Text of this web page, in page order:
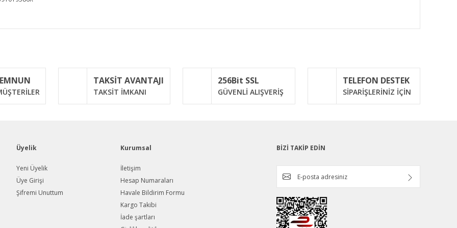
Yorum Yaz
Gönder
TAKSİT AVANTAJI
TAKSİT İMKANI
256Bit SSL
GÜVENLİ ALIŞVERİŞ
TELEFON DESTEK
SİPARİŞLERİNİZ İÇİN
Üyelik
Yeni Üyelik
Üye Girişi
Şifremi Unuttum
Kurumsal
İletişim
Hesap Numaraları
Havale Bildirim Formu
Kargo Takibi
İade şartları
BİZİ TAKİP EDİN